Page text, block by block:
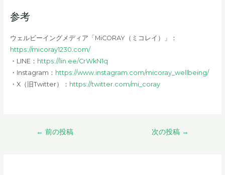
参考
ウェルビーイングメディア「MiCORAY（ミコレイ）」：
https://micoray1230.com/
・LINE： https://lin.ee/CrWkN1q
・Instagram： https://www.instagram.com/micoray_wellbeing/
・X（旧Twitter）： https://twitter.com/mi_coray
← 前の投稿 次の投稿 →